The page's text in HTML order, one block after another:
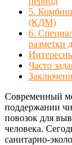
5.
(КДМ)
6.
разметки
Часто
Современный
поддержании
повозок для
человека.
санитарно-